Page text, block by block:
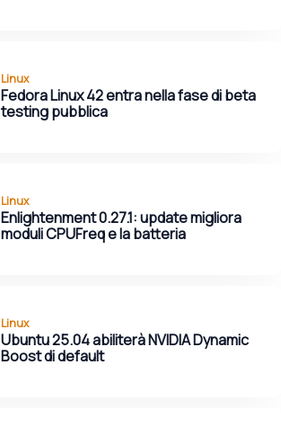
Linux
Fedora Linux 42 entra nella fase di beta
testing pubblica
Linux
Enlightenment 0.27.1: update migliora
moduli CPUFreq e la batteria
Linux
Ubuntu 25.04 abiliterà NVIDIA Dynamic
Boost di default